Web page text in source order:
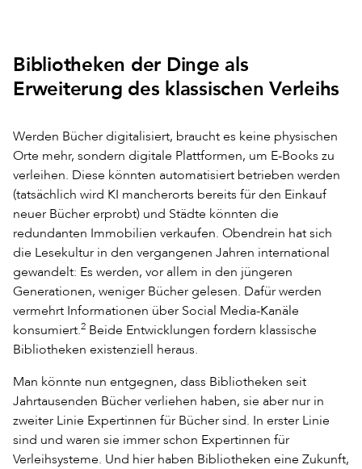
Bibliotheken der Dinge als
Erweiterung des klassischen Verleihs
Werden Bücher digitalisiert, braucht es keine physischen
Orte mehr, sondern digitale Plattformen, um E-Books zu
verleihen. Diese könnten automatisiert betrieben werden
(tatsächlich wird KI mancherorts bereits für den Einkauf
neuer Bücher erprobt) und Städte könnten die
redundanten Immobilien verkaufen. Obendrein hat sich
die Lesekultur in den vergangenen Jahren international
gewandelt: Es werden, vor allem in den jüngeren
Generationen, weniger Bücher gelesen. Dafür werden
vermehrt Informationen über Social Media-Kanäle
konsumiert.2 Beide Entwicklungen fordern klassische
Bibliotheken existenziell heraus.
Man könnte nun entgegnen, dass Bibliotheken seit
Jahrtausenden Bücher verliehen haben, sie aber nur in
zweiter Linie Expertinnen für Bücher sind. In erster Linie
sind und waren sie immer schon Expertinnen für
Verleihsysteme. Und hier haben Bibliotheken eine Zukunft,